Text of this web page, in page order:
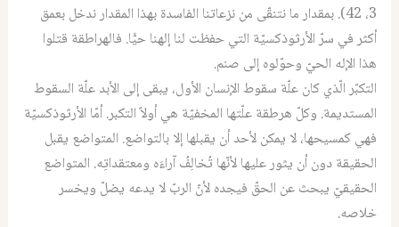
3، 42). بمقدار ما نتنقّى من نزعاتنا الفاسدة بهذا المقدار ندخل بعمق
أكثر في سرّ الأرثوذكسيّة التي حفظت لنا إلهنا حيًّا. فالهراطقة قتلوا
هذا الإله الحيّ وحوّلوه إلى صنم.
التكبّر الّذي كان علّة سقوط الإنسان الأول، يبقى إلى الأبد علّة السقوط
المستديمة. وكلّ هرطقة علّتها المخفيّة هي أولاً التكبر. أمّا الأرثوذكسيّة
فهي كمسيحها، لا يمكن لأحد أن يقبلها إلا بالتواضع. المتواضع يقبل
الحقيقة دون أن يثور عليها لأنّها تُخالِفُ آراءَه ومعتقداتِه. المتواضع
الحقيقيّ يبحث عن الحقّ فيجده لأنّ الربّ لا يدعه يضلّ ويخسر
خلاصه.